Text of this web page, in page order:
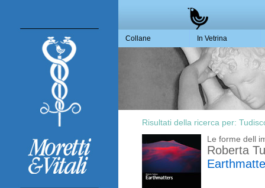
Collane In Vetrina
Risultati della ricerca per:
Le forme dell
Roberta